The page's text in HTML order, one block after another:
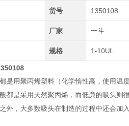
货号 1350108
厂家 一斗
规格 1-10UL
是用聚丙烯塑料（化学惰性高，使用温
都是采用天然聚丙烯，而低廉的吸头则
外，大多数吸头在制造的过程中还会加